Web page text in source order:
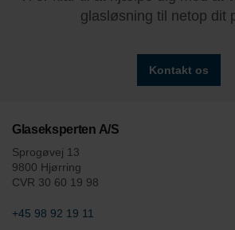
glasløsning til netop dit
Kontakt os
Glaseksperten A/S
Sprogøvej 13
9800 Hjørring
CVR 30 60 19 98
+45 98 92 19 11